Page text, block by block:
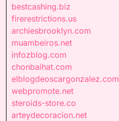
bestcashing.biz
firerestrictions.us
archiesbrooklyn.com
muambeiros.net
infozblog.com
chonbaihat.com
elblogdeoscargonzalez.com
webpromote.net
steroids-store.co
arteydecoracion.net